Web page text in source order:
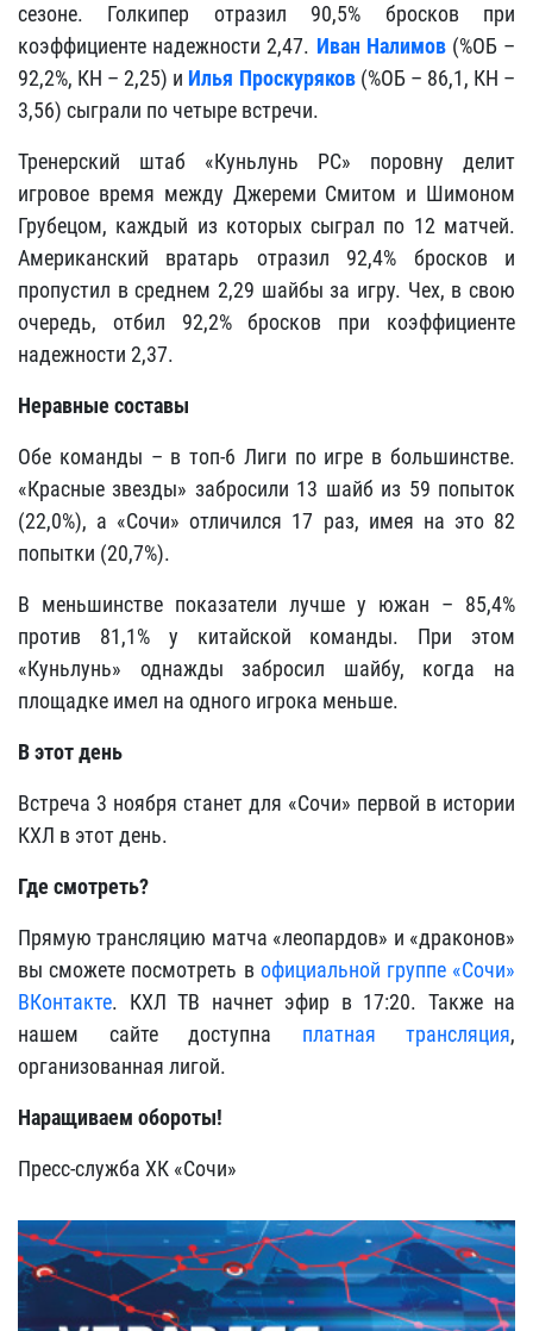
сезоне. Голкипер отразил 90,5% бросков при
коэффициенте надежности 2,47. Иван Налимов(%ОБ –
92,2%, КН – 2,25) и Илья Проскуряков(%ОБ – 86,1, КН –
3,56) сыграли по четыре встречи.
Тренерский штаб «Куньлунь РС» поровну делит
игровое время между Джереми Смитом и Шимоном
Грубецом, каждый из которых сыграл по 12 матчей.
Американский вратарь отразил 92,4% бросков и
пропустил в среднем 2,29 шайбы за игру. Чех, в свою
очередь, отбил 92,2% бросков при коэффициенте
надежности 2,37.
Неравные составы
Обе команды – в топ-6 Лиги по игре в большинстве.
«Красные звезды» забросили 13 шайб из 59 попыток
(22,0%), а «Сочи» отличился 17 раз, имея на это 82
попытки (20,7%).
В меньшинстве показатели лучше у южан – 85,4%
против 81,1% у китайской команды. При этом
«Куньлунь» однажды забросил шайбу, когда на
площадке имел на одного игрока меньше.
В этот день
Встреча 3 ноября станет для «Сочи» первой в истории
КХЛ в этот день.
Где смотреть?
Прямую трансляцию матча «леопардов» и «драконов»
вы сможете посмотреть в официальной группе «Сочи»
ВКонтакте. КХЛ ТВ начнет эфир в 17:20. Также на
нашем сайте доступна платная трансляция,
организованная лигой.
Наращиваем обороты!
Пресс-служба ХК «Сочи»